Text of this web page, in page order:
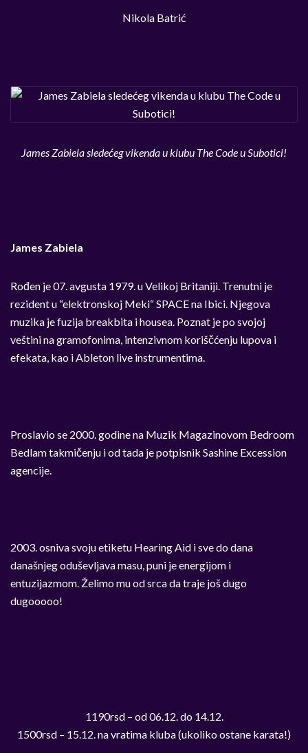
Nikola Batrić
James Zabiela sledećeg vikenda u klubu The Code u Subotici!
James Zabiela
Rođen je 07. avgusta 1979. u Velikoj Britaniji. Trenutni je
rezident u “elektronskoj Meki“ SPACE na Ibici. Njegova
muzika je fuzija breakbita i housea. Poznat je po svojoj
veštini na gramofonima, intenzivnom koriščćenju lupova i
efekata, kao i Ableton live instrumentima.
Proslavio se 2000. godine na Muzik Magazinovom Bedroom
Bedlam takmičenju i od tada je potpisnik Sashine Excession
agencije.
2003. osniva svoju etiketu Hearing Aid i sve do dana
današnjeg oduševljava masu, puni je energijom i
entuzijazmom. Želimo mu od srca da traje još dugo
dugooooo!
1190rsd – od 06.12. do 14.12.
1500rsd – 15.12. na vratima kluba (ukoliko ostane karata!)